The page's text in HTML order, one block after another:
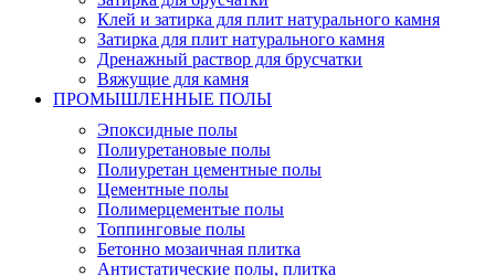
Клей и затирка для плит натурального камня
Затирка для плит натурального камня
Дренажный раствор для брусчатки
Вяжущие для камня
ПРОМЫШЛЕННЫЕ ПОЛЫ
Эпоксидные полы
Полиуретановые полы
Полиуретан цементные полы
Цементные полы
Полимерцементые полы
Топпинговые полы
Бетонно мозаичная плитка
Антистатические полы, плитка